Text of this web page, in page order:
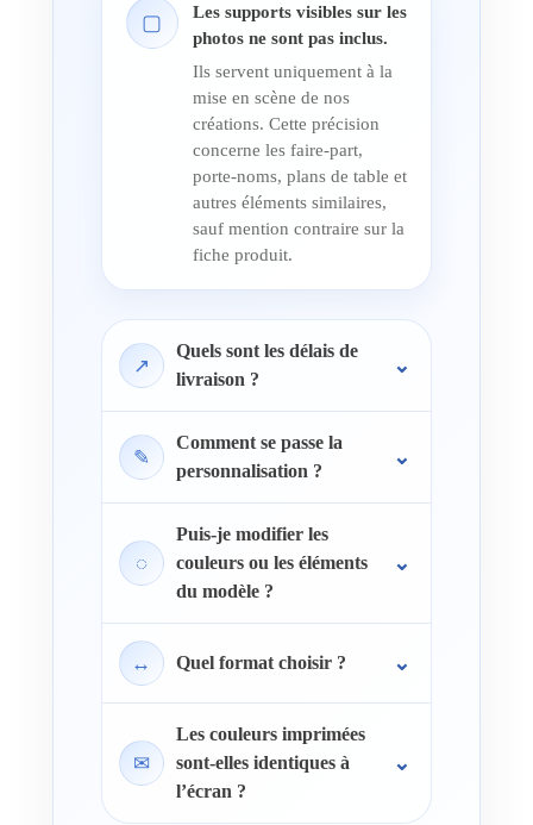
▢
Les supports visibles sur les
photos ne sont pas inclus.
Ils servent uniquement à la
mise en scène de nos
créations. Cette précision
concerne les faire-part,
porte-noms, plans de table et
autres éléments similaires,
sauf mention contraire sur la
fiche produit.
↗
Quels sont les délais de
livraison ?
✎
Comment se passe la
personnalisation ?
◌
Puis-je modifier les
couleurs ou les éléments
du modèle ?
↔ Quel format choisir ?
✉
Les couleurs imprimées
sont-elles identiques à
l’écran ?